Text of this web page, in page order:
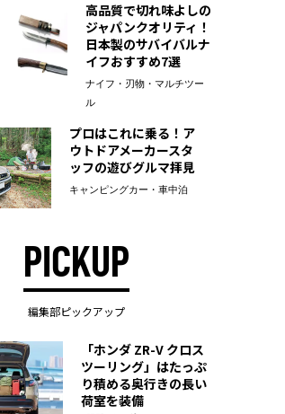
高品質で切れ味よしの
ジャパンクオリティ！
日本製のサバイバルナ
イフおすすめ7選
ナイフ・刃物・マルチツー
ル
プロはこれに乗る！ア
ウトドアメーカースタ
ッフの遊びグルマ拝見
キャンピングカー・車中泊
PICKUP
編集部ピックアップ
「ホンダ ZR-V クロス
ツーリング」はたっぷ
り積める奥行きの長い
荷室を装備